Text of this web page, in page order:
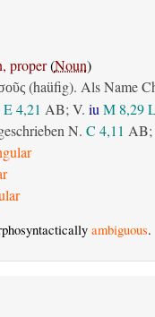
proper(Noun)
(haüfig). Als Name
E 4,21 AB; V. iu M 8,29
N. C 4,11 AB
ambiguous.